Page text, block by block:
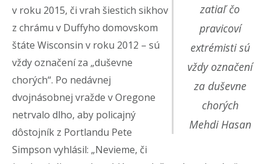
zatiaľ čo
pravicoví
extrémisti sú
vždy označení
za duševne
chorých
Mehdi Hasan
v roku 2015, či vrah šiestich sikhov
z chrámu v Duffyho domovskom
štáte Wisconsin v roku 2012 – sú
vždy označení za „duševne
chorých“. Po nedávnej
dvojnásobnej vražde v Oregone
netrvalo dlho, aby policajný
dôstojník z Portlandu Pete
Simpson vyhlásil: „Nevieme, či